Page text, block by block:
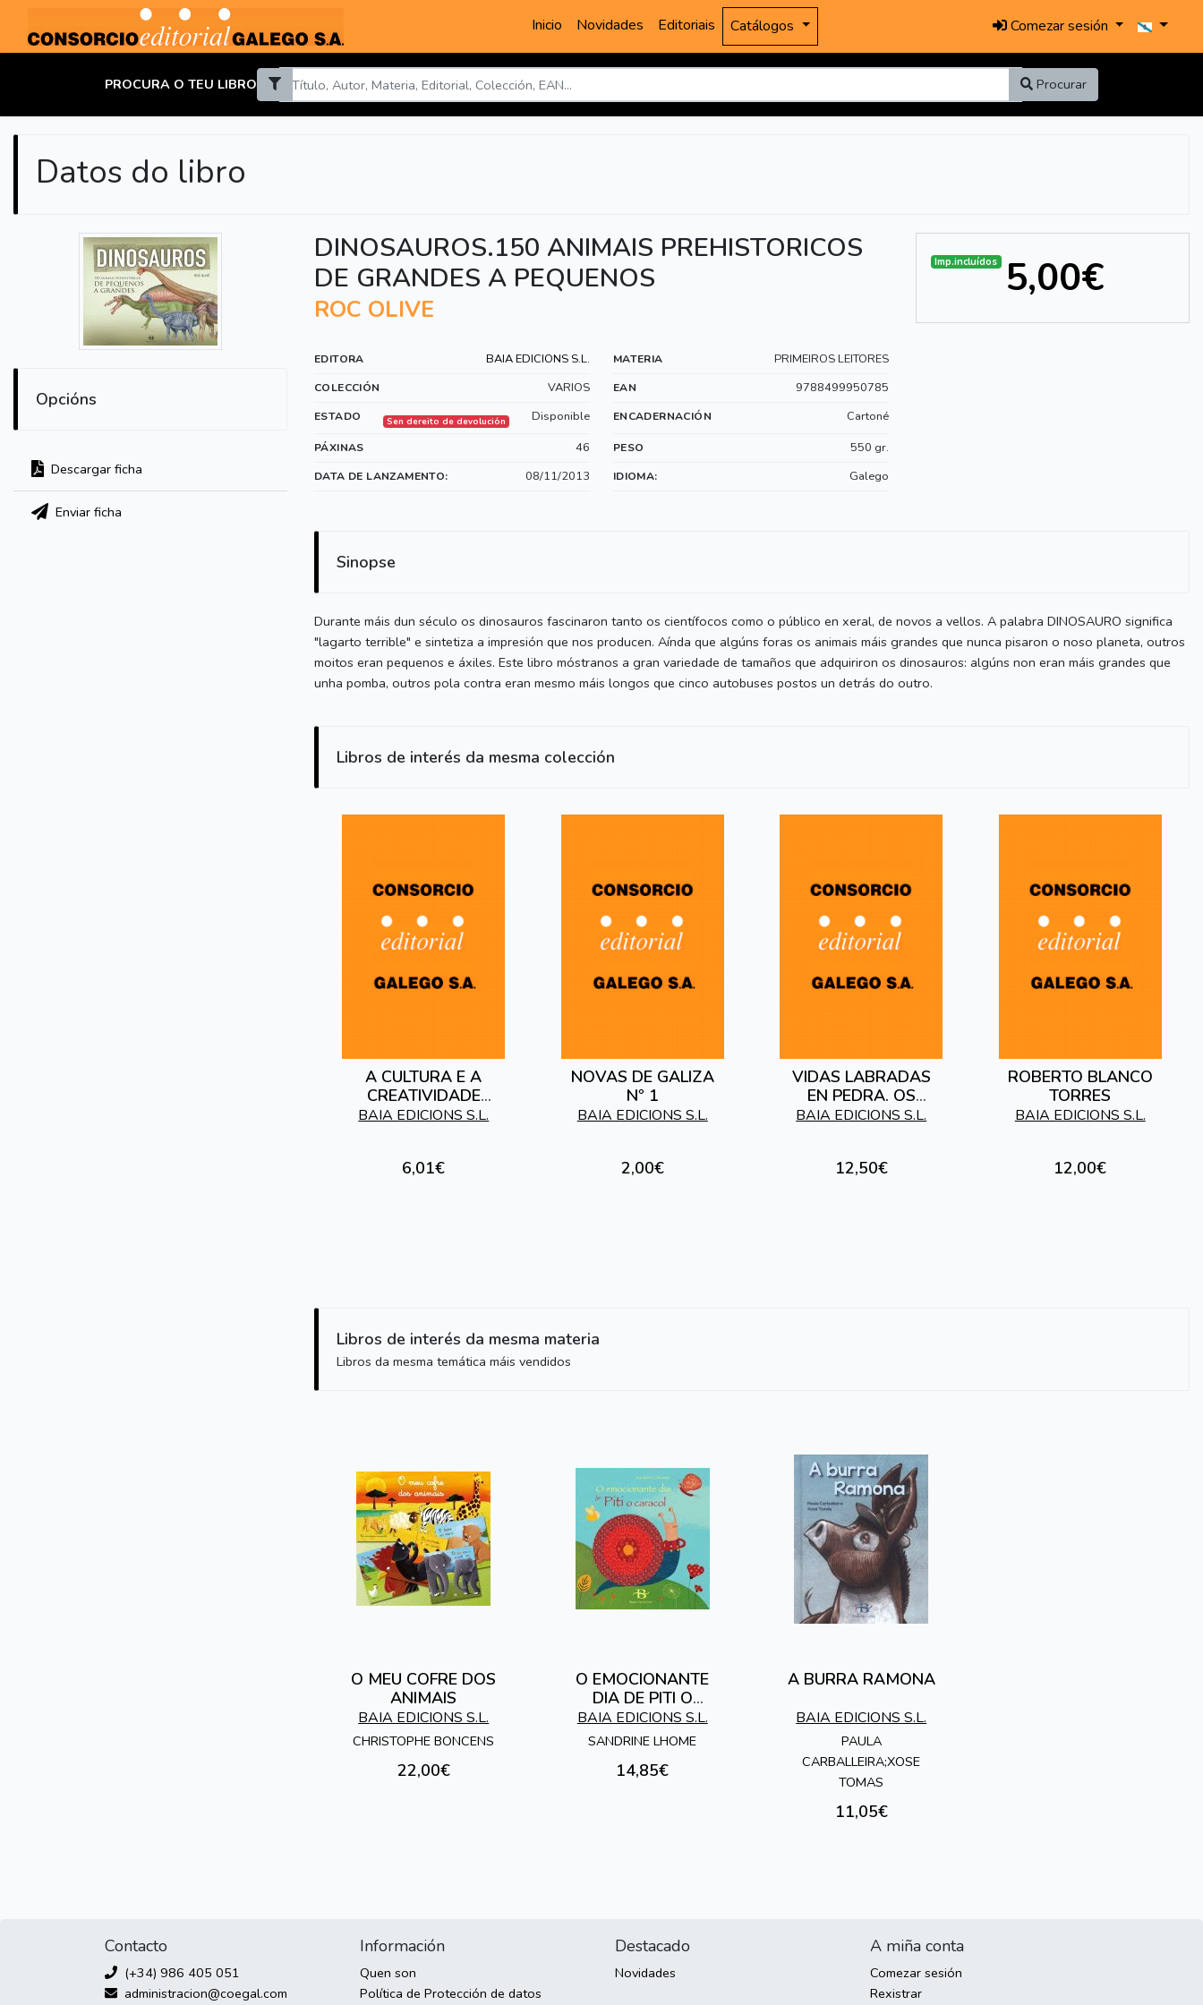
Inicio Novidades Editoriais Catálogos Comezar sesión
PROCURA O TEU LIBRO Procurar
Datos do libro
Opcións
Descargar ficha
Enviar ficha
DINOSAUROS.150 ANIMAIS PREHISTORICOS
DE GRANDES A PEQUENOS
ROC OLIVE
EDITORA BAIA EDICIONS S.L. MATERIA PRIMEIROS LEITORES
COLECCIÓN VARIOS EAN 9788499950785
ESTADO Sen dereito de devolución Disponible ENCADERNACIÓN Cartoné
PÁXINAS 46 PESO 550 gr.
DATA DE LANZAMENTO: 08/11/2013 IDIOMA: Galego
Imp.incluídos 5,00€
Sinopse
Durante máis dun século os dinosauros fascinaron tanto os científocos como o público en xeral, de novos a vellos. A palabra DINOSAURO significa
"lagarto terrible" e sintetiza a impresión que nos producen. Aínda que algúns foras os animais máis grandes que nunca pisaron o noso planeta, outros
moitos eran pequenos e áxiles. Este libro móstranos a gran variedade de tamaños que adquiriron os dinosauros: algúns non eran máis grandes que
unha pomba, outros pola contra eran mesmo máis longos que cinco autobuses postos un detrás do outro.
Libros de interés da mesma colección
A CULTURA E A
CREATIVIDADE
GALEGAS DE CARA
BAIA EDICIONS S.L.
6,01€
NOVAS DE GALIZA
Nº 1
BAIA EDICIONS S.L.
2,00€
VIDAS LABRADAS
EN PEDRA. OS
SANTEIROS DE
BAIA EDICIONS S.L.
12,50€
ROBERTO BLANCO
TORRES
BAIA EDICIONS S.L.
12,00€
Libros de interés da mesma materia
Libros da mesma temática máis vendidos
O MEU COFRE DOS
ANIMAIS
BAIA EDICIONS S.L.
CHRISTOPHE BONCENS
22,00€
O EMOCIONANTE
DIA DE PITI O
CARACOL
BAIA EDICIONS S.L.
SANDRINE LHOME
14,85€
A BURRA RAMONA
BAIA EDICIONS S.L.
PAULA
CARBALLEIRA;XOSE
TOMAS
11,05€
Contacto
(+34) 986 405 051
administracion@coegal.com
Información
Quen son
Política de Protección de datos
Destacado
Novidades
A miña conta
Comezar sesión
Rexistrar